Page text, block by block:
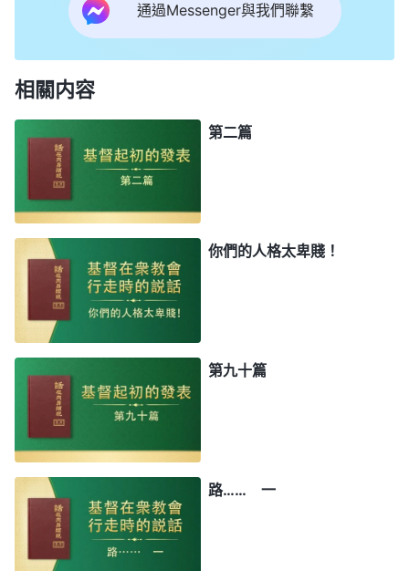
通過Messenger與我們聯繫
相關内容
第二篇
你們的人格太卑賤！
第九十篇
路…… 一